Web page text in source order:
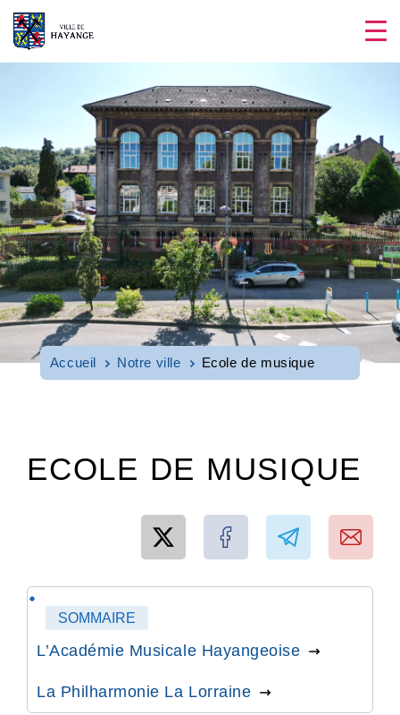
Accueil Notre ville Ecole de musique
ECOLE DE MUSIQUE
SOMMAIRE
L’Académie Musicale Hayangeoise
La Philharmonie La Lorraine